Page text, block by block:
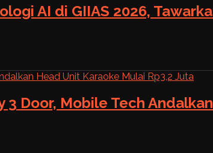
AI di GIIAS 2026,
Door, Mobile Tech